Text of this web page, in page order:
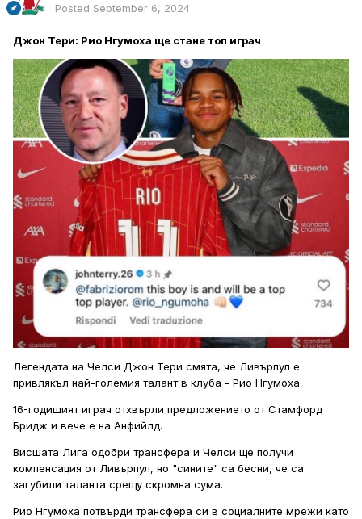
Posted September 6, 2024
Джон Тери: Рио Нгумоха ще стане топ играч
Легендата на Челси Джон Тери смята, че Ливърпул е
привлякъл най-големия талант в клуба - Рио Нгумоха.
16-годишият играч отхвърли предложението от Стамфорд
Бридж и вече е на Анфийлд.
Висшата Лига одобри трансфера и Челси ще получи
компенсация от Ливърпул, но "сините" са бесни, че са
загубили таланта срещу скромна сума.
Рио Нгумоха потвърди трансфера си в социалните мрежи като